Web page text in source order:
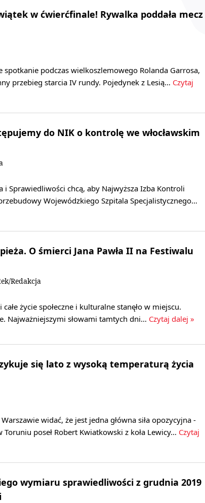
w ćwierćfinale! Rywalka poddała mecz
spotkanie podczas wielkoszlemowego Rolanda Garrosa,
przebieg starcia IV rundy. Pojedynek z Lesią… Czytaj
do NIK o kontrolę we włocławskim
i Sprawiedliwości chcą, aby Najwyższa Izba Kontroli
Wojewódzkiego Szpitala Specjalistycznego…
O śmierci Jana Pawła II na Festiwalu
Redakcja
życie społeczne i kulturalne stanęło w miejscu.
Najważniejszymi słowami tamtych dni… Czytaj dalej »
się lato z wysoką temperaturą życia
widać, że jest jedna główna siła opozycyjna -
poseł Robert Kwiatkowski z koła Lewicy… Czytaj
wymiaru sprawiedliwości z grudnia 2019